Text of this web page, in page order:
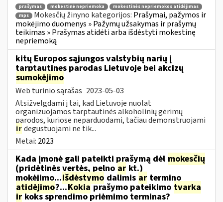
prašymas mokestinė nepriemoka
mokestinės nepriemokos atidėjimas
mps
Mokesčių žinyno kategorijos: Prašymai, pažymos ir
mokėjimo duomenys » Pažymų užsakymas ir prašymų
teikimas » Prašymas atidėti arba išdėstyti mokestinę
nepriemoką
kitų Europos sąjungos valstybių narių į
tarptautines parodas Lietuvoje bei akcizų
sumokėjimo
Web turinio sąrašas 2023-05-03
Atsižvelgdami į tai, kad Lietuvoje nuolat
organizuojamos tarptautinės alkoholinių gėrimų
parodos, kuriose neparduodami, tačiau demonstruojami
irdegustuojami ne tik...
Metai: 2023
Kada įmonė gali pateikti prašymą dėl mokesčių
(pridėtinės vertės, pelno ar kt.)
mokėjimo...išdėstymo dalimis ar termino
atidėjimo?...Kokiaprašymo pateikimo tvarka
irkoks sprendimo priėmimo terminas?